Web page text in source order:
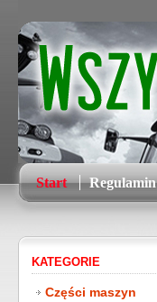
Start Regulamin
KATEGORIE
Części maszyn